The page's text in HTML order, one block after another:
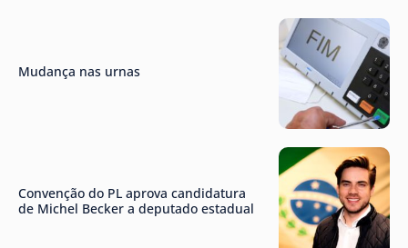
Mudança nas urnas
Convenção do PL aprova candidatura
de Michel Becker a deputado estadual